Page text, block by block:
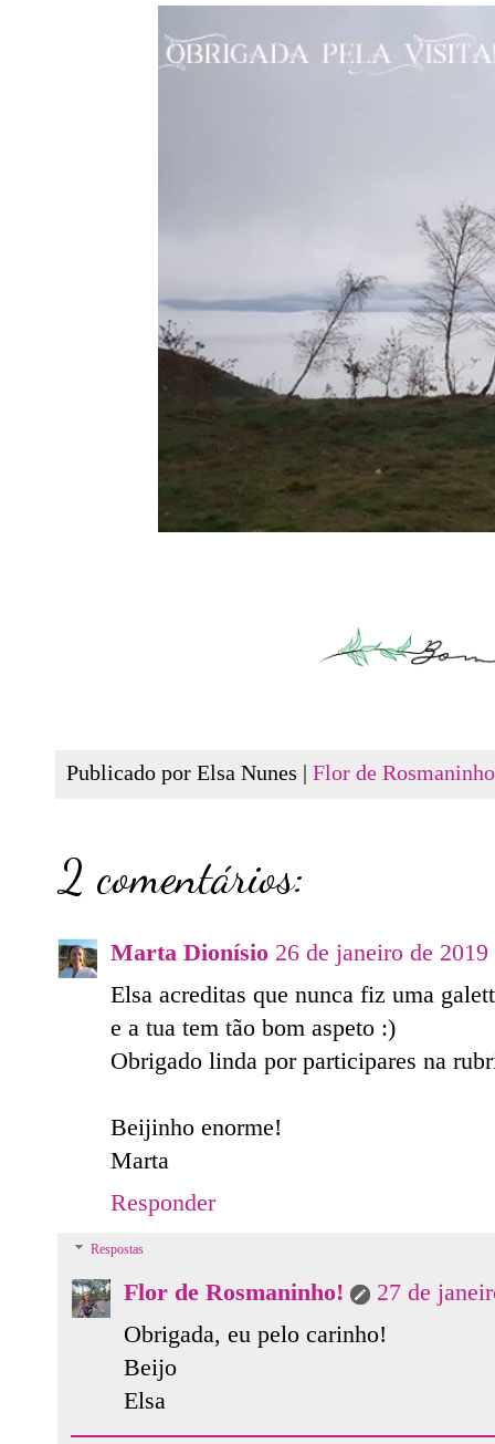
Publicado por Elsa Nunes | Flor de
2 comentários:
Marta Dionísio 26 de janeiro de 2019
Elsa acreditas que nunca fiz uma
e a tua tem tão bom aspeto :)
Obrigado linda por participares na
Beijinho enorme!
Marta
Responder
Respostas
Flor de Rosmaninho!
27 de
Obrigada, eu pelo carinho!
Beijo
Elsa